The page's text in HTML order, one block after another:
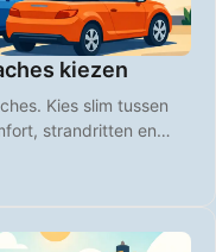
kiezen
Kies slim tussen
strandritten en